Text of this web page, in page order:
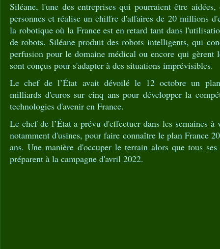
Siléane, l'une des entreprises qui pourraient être
personnes et réalise un chiffre d'affaires de 20 millions
la robotique où la France est en retard tant dans
de robots. Siléane produit des robots intelligents, qui
perfusion pour le domaine médical ou encore qui gèrent
sont conçus pour s'adapter à des situations imprévisibles.
Le chef de l’État avait dévoilé le 12 octobre un
milliards d'euros sur cinq ans pour développer la
technologies d'avenir en France.
Le chef de l’État a prévu d'effectuer dans les semaines à
notamment d'usines, pour faire connaître le plan France
ans. Une manière d'occuper le terrain alors que tous
préparent à la campagne d'avril 2022.